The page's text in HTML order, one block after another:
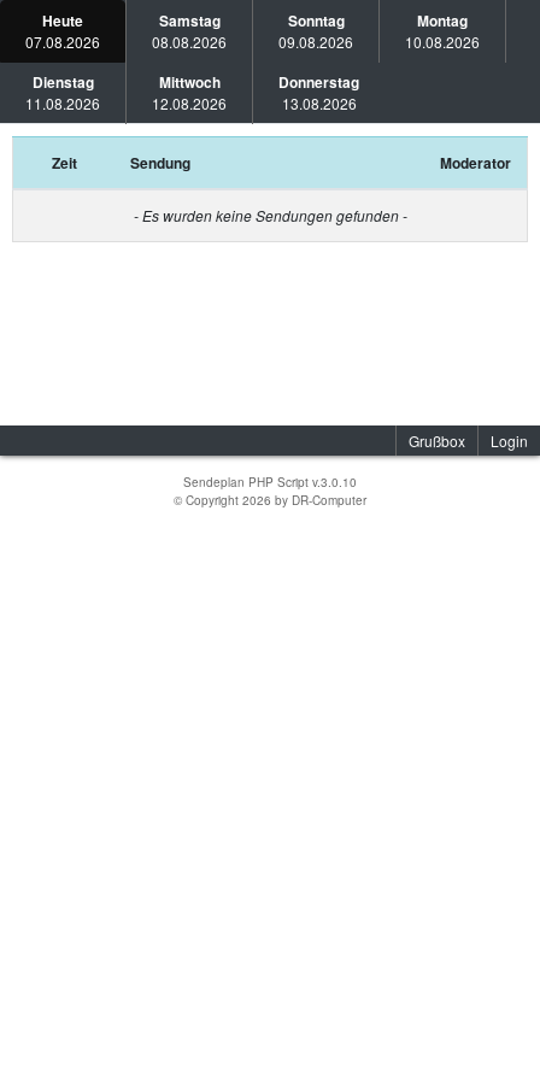
Heute
07.08.2026
Samstag
08.08.2026
Sonntag
09.08.2026
Montag
10.08.2026
Dienstag
11.08.2026
Mittwoch
12.08.2026
Donnerstag
13.08.2026
Zeit Sendung Moderator
- Es wurden keine Sendungen gefunden -
Grußbox Login
Sendeplan PHP Script v.3.0.10
© Copyright 2026 by DR-Computer